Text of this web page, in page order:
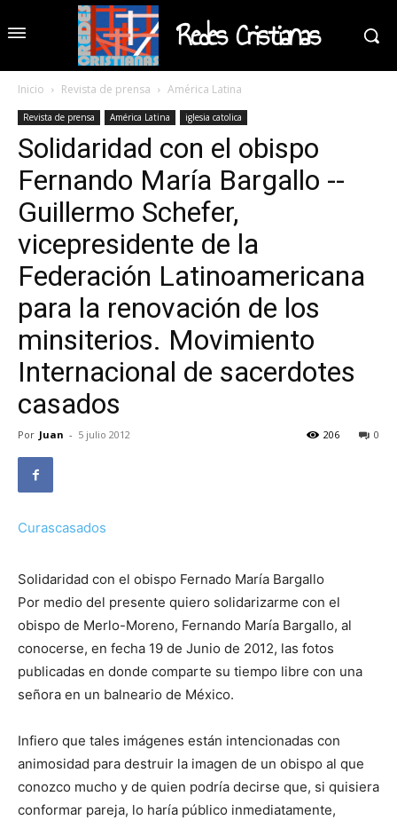
Redes Cristianas
Inicio Revista de prensa América Latina
Revista de prensa América Latina iglesia catolica
Solidaridad con el obispo
Fernando María Bargallo --
Guillermo Schefer,
vicepresidente de la
Federación Latinoamericana
para la renovación de los
minsiterios. Movimiento
Internacional de sacerdotes
casados
Por Juan - 5 julio 2012 0
206
Curascasados
Solidaridad con el obispo Fernado María Bargallo
Por medio del presente quiero solidarizarme con el
obispo de Merlo-Moreno, Fernando María Bargallo, al
conocerse, en fecha 19 de Junio de 2012, las fotos
publicadas en donde comparte su tiempo libre con una
señora en un balneario de México.
Infiero que tales imágenes están intencionadas con
animosidad para destruir la imagen de un obispo al que
conozco mucho y de quien podría decirse que, si quisiera
conformar pareja, lo haría público inmediatamente,